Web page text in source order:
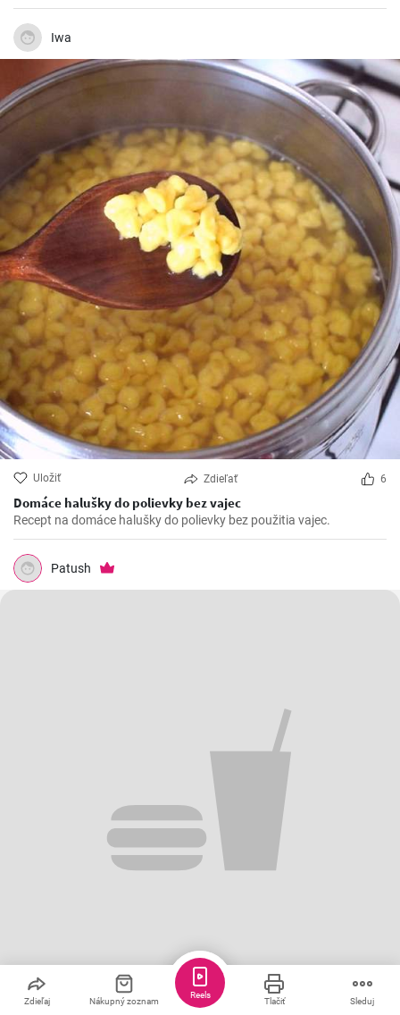
Iwa
Uložiť Zdieľať 6
Domáce halušky do polievky bez vajec
Recept na domáce halušky do polievky bez použitia vajec.
Patush
Uložiť Zdieľať
Zdieľaj Nákupný zoznam Tlačiť Sleduj
Reels